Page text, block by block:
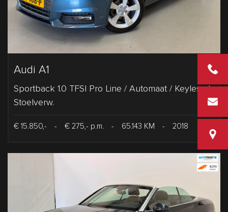
+31 2
Van
Audi A1
Sportback 1.0 TFSI Pro Line / Automaat / Keyless /
Stoelverw.
€ 15.850,- - € 275,- p.m. - 65.143 KM - 2018